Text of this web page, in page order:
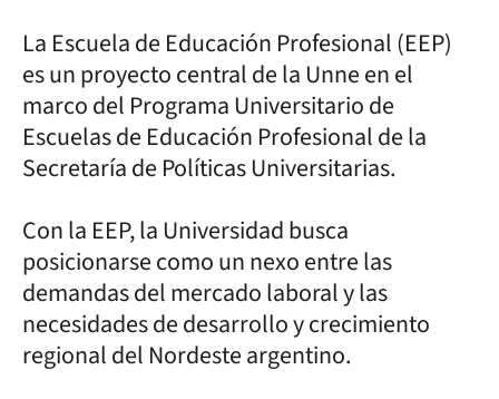
La Escuela de Educación Profesional (EEP)
es un proyecto central de la Unne en el
marco del Programa Universitario de
Escuelas de Educación Profesional de la
Secretaría de Políticas Universitarias.
Con la EEP, la Universidad busca
posicionarse como un nexo entre las
demandas del mercado laboral y las
necesidades de desarrollo y crecimiento
regional del Nordeste argentino.